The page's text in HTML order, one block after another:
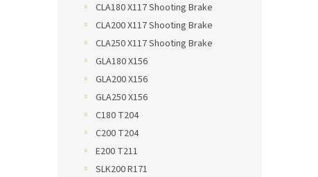
CLA180 X117 Shooting Brake
CLA200 X117 Shooting Brake
CLA250 X117 Shooting Brake
GLA180 X156
GLA200 X156
GLA250 X156
C180 T204
C200 T204
E200 T211
SLK200 R171